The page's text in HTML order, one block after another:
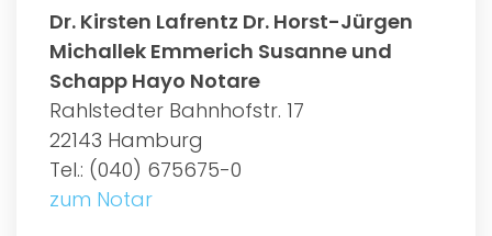
Dr. Kirsten Lafrentz Dr. Horst-Jürgen
Michallek Emmerich Susanne und
Schapp Hayo Notare
Rahlstedter Bahnhofstr. 17
22143 Hamburg
Tel.: (040) 675675-0
zum Notar